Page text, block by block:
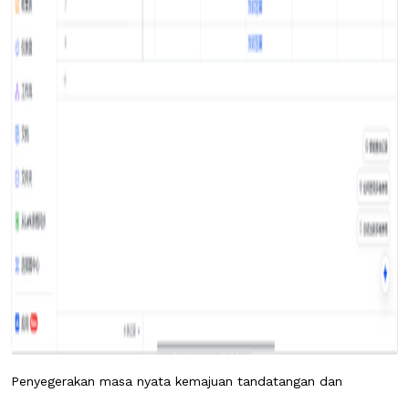
Penyegerakan masa nyata kemajuan tandatangan dan